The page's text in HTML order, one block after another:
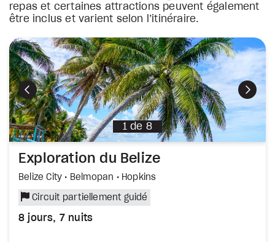
repas et certaines attractions peuvent également
être inclus et varient selon l’itinéraire.
Précédent
1 de 8
Exploration du Belize
Belize City • Belmopan • Hopkins
Circuit partiellement guidé
8 jours, 7 nuits
Précédent
30
Aventure entre jungle et mer à
Belize City • Dangriga • Placencia
Circuit partiellement guidé
9 jours, 8 nuits